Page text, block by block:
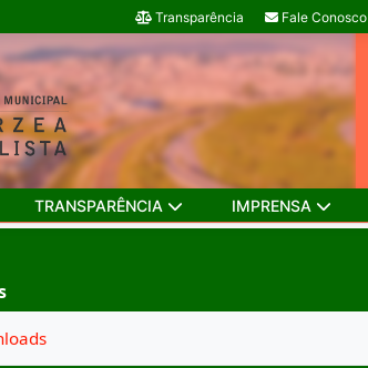
Transparência Fale Conosco
TRANSPARÊNCIA IMPRENSA